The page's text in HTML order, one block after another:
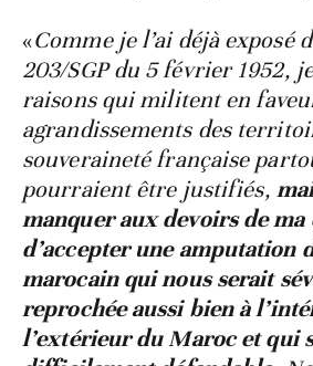
«Comme je l’ai déjà exposé
203/SGP du 5 février 1952,
raisons qui militent en
agrandissements des
souveraineté française
pourraient être justifiés,
manquer aux devoirs de ma
d’accepter une amputation
marocain qui nous serait
reprochée aussi bien à
l’extérieur du Maroc et qui